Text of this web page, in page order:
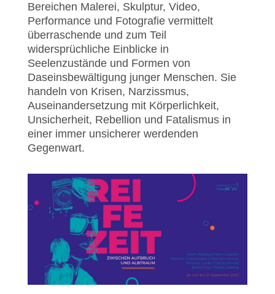
Bereichen Malerei, Skulptur, Video,
Performance und Fotografie vermittelt
überraschende und zum Teil
widersprüchliche Einblicke in
Seelenzustände und Formen von
Daseinsbewältigung junger Menschen. Sie
handeln von Krisen, Narzissmus,
Auseinandersetzung mit Körperlichkeit,
Unsicherheit, Rebellion und Fatalismus in
einer immer unsicherer werdenden
Gegenwart.